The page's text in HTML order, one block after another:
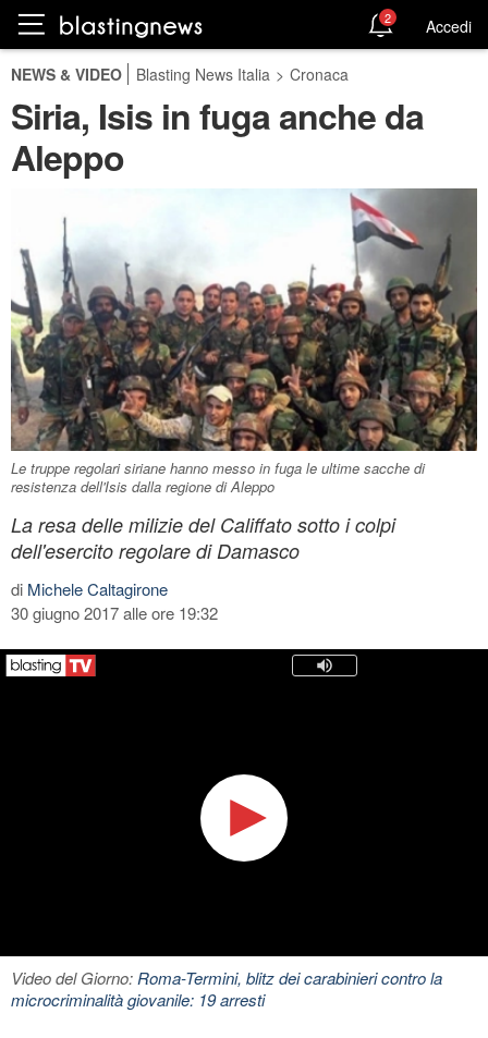
2 Accedi
NEWS & VIDEO Blasting News Italia > Cronaca
Siria, Isis in fuga anche da
Aleppo
Le truppe regolari siriane hanno messo in fuga le ultime sacche di
resistenza dell'Isis dalla regione di Aleppo
La resa delle milizie del Califfato sotto i colpi
dell'esercito regolare di Damasco
di Michele Caltagirone
30 giugno 2017 alle ore 19:32
Video del Giorno:Roma-Termini, blitz dei carabinieri contro la
microcriminalità giovanile: 19 arresti